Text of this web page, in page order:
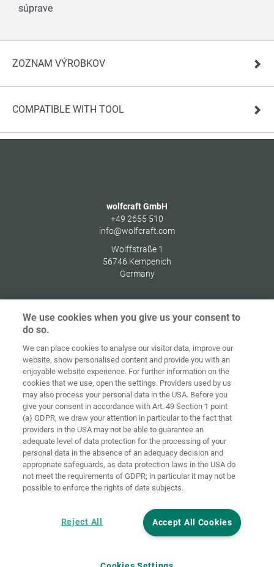
súprave
ZOZNAM VÝROBKOV
COMPATIBLE WITH TOOL
wolfcraft GmbH
+49 2655 510
info@wolfcraft.com
Wolffstraße 1
56746 Kempenich
Germany
Domov Kontakt Tiráž
osobných
údajov
VOP
Smernice pre
súbory cookie Prihlásiť
Accessibility
Statement
Nastavenia súborov cookie
We use cookies when you give us your consent to
do so.
We can place cookies to analyse our visitor data, improve our
website, show personalised content and provide you with an
enjoyable website experience. For further information on the
cookies that we use, open the settings. Providers used by us
may also process your personal data in the USA. Before you
give your consent in accordance with Art. 49 Section 1 point
(a) GDPR, we draw your attention in particular to the fact that
providers in the USA may not be able to guarantee an
adequate level of data protection for the processing of your
personal data in the absence of an adequacy decision and
appropriate safeguards, as data protection laws in the USA do
not meet the requirements of GDPR; in particular it may not be
possible to enforce the rights of data subjects.
Accept All Cookies
Reject All